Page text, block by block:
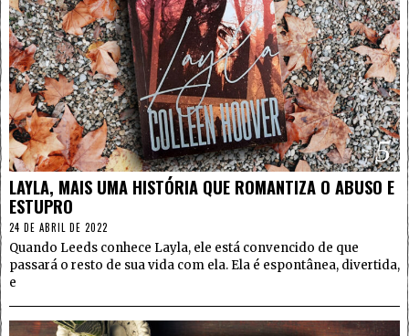
5
LAYLA, MAIS UMA HISTÓRIA QUE ROMANTIZA O ABUSO E
ESTUPRO
24 DE ABRIL DE 2022
Quando Leeds conhece Layla, ele está convencido de que
passará o resto de sua vida com ela. Ela é espontânea, divertida,
e